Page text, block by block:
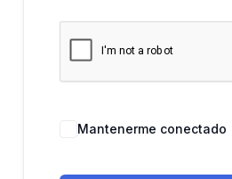
Mantenerme conectado